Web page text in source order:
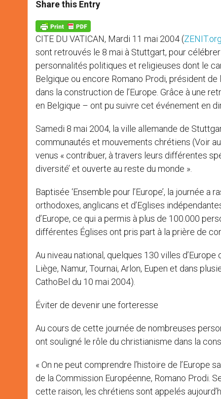
s
p
p
e
g
e
r
b
k
Share this Entry
CITE DU VATICAN, Mardi 11 mai 2004 (ZENIT.org
sont retrouvés le 8 mai à Stuttgart, pour
personnalités politiques et religieuses dont le
Belgique ou encore Romano Prodi, président
dans la construction de l’Europe. Grâce à une
en Belgique – ont pu suivre cet événement en
Samedi 8 mai 2004, la ville allemande de
communautés et mouvements chrétiens (Voir
venus « contribuer, à travers leurs différentes
diversité’ et ouverte au reste du monde ».
Baptisée ‘Ensemble pour l’Europe’, la journée
orthodoxes, anglicans et d’Eglises
d’Europe, ce qui a permis à plus de 100.000
différentes Églises ont pris part à la prière de
Au niveau national, quelques 130 villes
Liège, Namur, Tournai, Arlon, Eupen et dans
CathoBel du 10 mai 2004).
Éviter de devenir une forteresse
Au cours de cette journée de nombreuses
ont souligné le rôle du christianisme dans la
« On ne peut comprendre l’histoire de
de la Commission Européenne, Romano Prodi.
cette raison, les chrétiens sont appelés